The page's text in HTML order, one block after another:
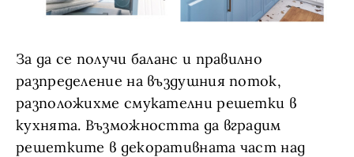
За да се получи баланс и правилно
разпределение на въздушния поток,
разположихме смукателни решетки в
кухнята. Възможността да вградим
решетките в декоративната част над